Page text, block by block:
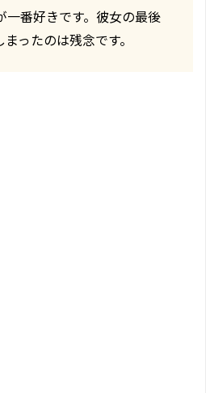
一番好きです。彼女の最後
ったのは残念です。